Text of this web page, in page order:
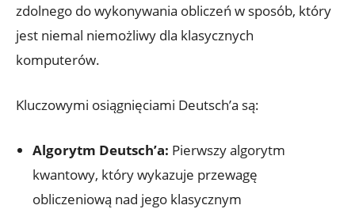
zdolnego do wykonywania obliczeń w sposób, który
jest niemal niemożliwy dla klasycznych
komputerów.
Kluczowymi osiągnięciami Deutsch’a są:
Algorytm Deutsch’a: Pierwszy algorytm
kwantowy, który wykazuje przewagę
obliczeniową nad jego klasycznym